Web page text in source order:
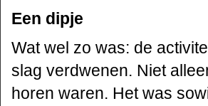
Een dipje
Wat wel zo was: de
slag verdwenen. Niet
horen waren. Het was